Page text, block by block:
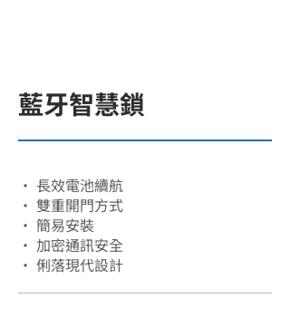
藍牙智慧鎖
• 長效電池續航
• 雙重開門方式
• 簡易安裝
• 加密通訊安全
• 俐落現代設計